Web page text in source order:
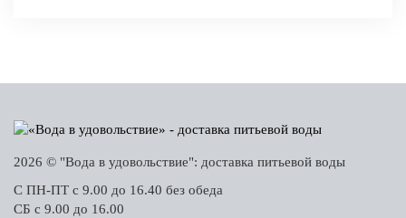
2026 © "Вода в удовольствие": доставка питьевой воды
С ПН-ПТ с 9.00 до 16.40 без обеда
СБ с 9.00 до 16.00